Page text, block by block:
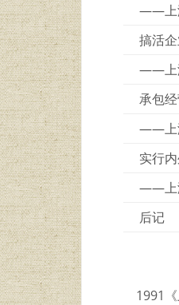
——上
搞活
——上
承包
——上
实行
——上
后记
1991